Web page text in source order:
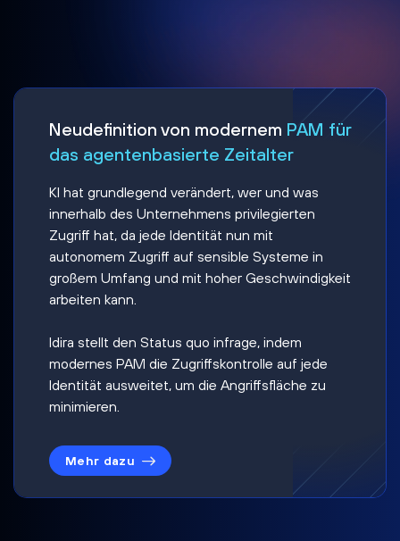
Neudefinition von modernem PAM für
das agentenbasierte Zeitalter
KI hat grundlegend verändert, wer und was
innerhalb des Unternehmens privilegierten
Zugriff hat, da jede Identität nun mit
autonomem Zugriff auf sensible Systeme in
großem Umfang und mit hoher Geschwindigkeit
arbeiten kann.
Idira stellt den Status quo infrage, indem
modernes PAM die Zugriffskontrolle auf jede
Identität ausweitet, um die Angriffsfläche zu
minimieren.
Mehr dazu